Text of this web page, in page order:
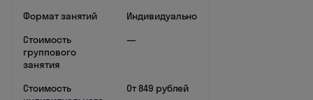
Формат занятий
Индивидуально
Стоимость
группового
занятия
—
Стоимость
От 849 рублей